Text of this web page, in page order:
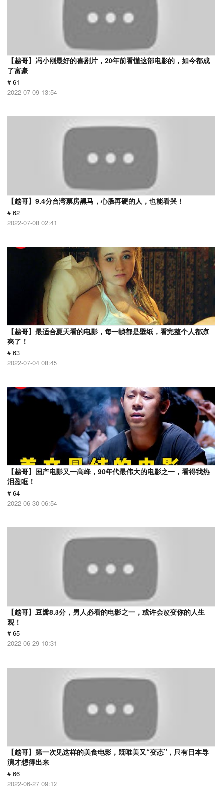
【越哥】冯小刚最好的喜剧片，20年前看懂这部电影的，如今都成
了富豪
# 61
2022-07-09 13:54
【越哥】9.4分台湾票房黑马，心肠再硬的人，也能看哭！
# 62
2022-07-08 02:41
【越哥】最适合夏天看的电影，每一帧都是壁纸，看完整个人都凉
爽了！
# 63
2022-07-04 08:45
【越哥】国产电影又一高峰，90年代最伟大的电影之一，看得我热
泪盈眶！
# 64
2022-06-30 06:54
【越哥】豆瓣8.8分，男人必看的电影之一，或许会改变你的人生
观！
# 65
2022-06-29 10:31
【越哥】第一次见这样的美食电影，既唯美又“变态”，只有日本导
演才想得出来
# 66
2022-06-27 09:12